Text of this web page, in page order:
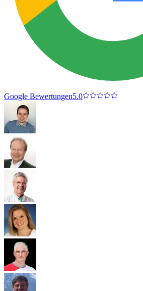
Google Bewertungen5.0